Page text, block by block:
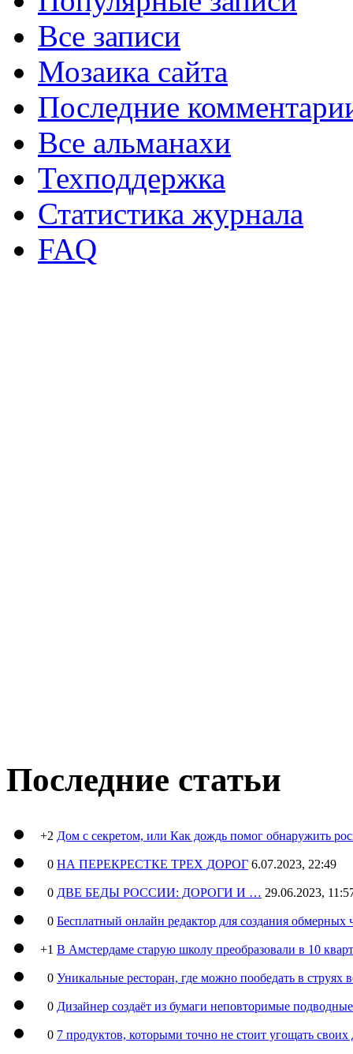
Все записи
Мозаика сайта
Последние
Все альманахи
Техподдержка
Статистика журнала
FAQ
Последние статьи
+2 Дом с секретом, или Как дождь помог обнаружить
0 НА ПЕРЕКРЕСТКЕ ТРЕХ ДОРОГ 6.07.2023, 22:49
0 ДВЕ БЕДЫ РОССИИ: ДОРОГИ И … 29.06.2023,
0 Бесплатный онлайн редактор для создания обмерных
+1 В Амстердаме старую школу преобразовали в 10
0 Уникальные ресторан, где можно пообедать в струях
0 Дизайнер создаёт из бумаги неповторимые
0 7 продуктов, которыми точно не стоит угощать